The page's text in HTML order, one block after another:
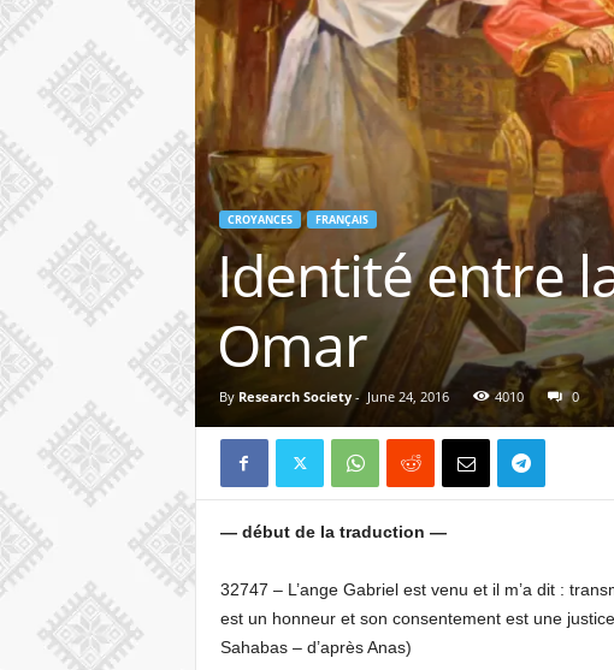
CROYANCES FRANÇAIS
Identité entre
Omar
By Research Society- June 24, 2016 4010 0
— début de la traduction —
32747 – L’ange Gabriel est venu et il m’a dit :
est un honneur et son consentement est une
Sahabas – d’après Anas)